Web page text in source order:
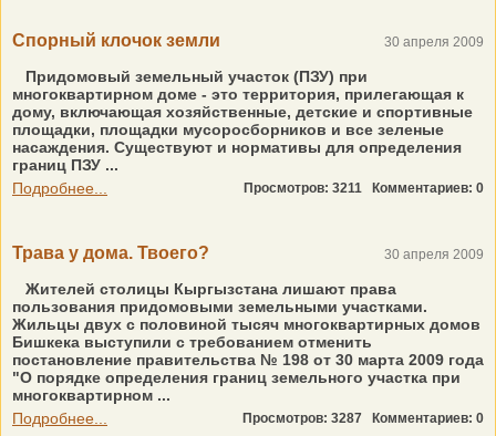
Спорный клочок земли 30 апреля 2009
Придомовый земельный участок (ПЗУ) при
многоквартирном доме - это территория, прилегающая к
дому, включающая хозяйственные, детские и спортивные
площадки, площадки мусоросборников и все зеленые
насаждения. Существуют и нормативы для определения
границ ПЗУ ...
Подробнее...
Просмотров: 3211 Комментариев: 0
Трава у дома. Твоего? 30 апреля 2009
Жителей столицы Кыргызстана лишают права
пользования придомовыми земельными участками.
Жильцы двух с половиной тысяч многоквартирных домов
Бишкека выступили с требованием отменить
постановление правительства № 198 от 30 марта 2009 года
"О порядке определения границ земельного участка при
многоквартирном ...
Подробнее...
Просмотров: 3287 Комментариев: 0